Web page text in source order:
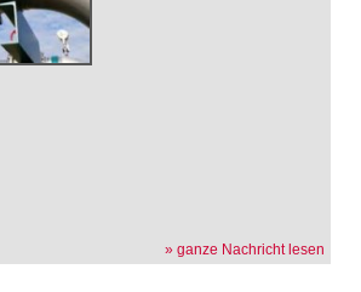
» ganze Nachricht lesen